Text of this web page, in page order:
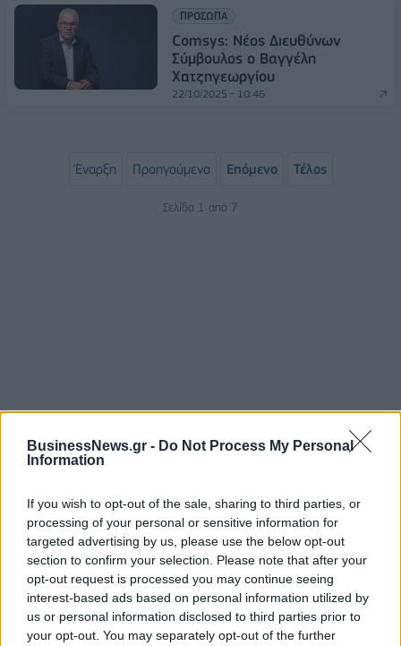
BusinessNews.gr - Do Not Process My Personal
Information
If you wish to opt-out of the sale, sharing to third parties, or
processing of your personal or sensitive information for
targeted advertising by us, please use the below opt-out
section to confirm your selection. Please note that after your
opt-out request is processed you may continue seeing
interest-based ads based on personal information utilized by
us or personal information disclosed to third parties prior to
your opt-out. You may separately opt-out of the further
ΠΡΟΣΩΠΑ
Comsys: Νέος Διευθύνων
Σύμβουλος ο Βαγγέλη
Χατζηγεωργίου
22/10/2025 - 10:46
Έναρξη Προηγούμενο Επόμενο Τέλος
Σελίδα 1 από 7
εκατ. ευρώ ο τζίρος
06/08/2026 - 18:10 ΟΙΚΟΝΟΜΙΑ
ΟΠΕΚΑ: Αύριο η δεύτερη πληρωμή των δικαιούχων
του Λογαριασμού Αγροτικής Εστίας
06/08/2026 - 17:40 ΟΙΚΟΝΟΜΙΑ
Κυβερνητική Επιτροπή Βιομηχανίας- Κ. Μητσοτάκης: